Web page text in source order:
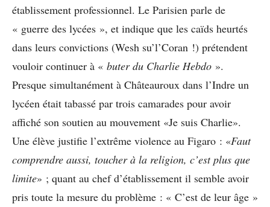
établissement professionnel. Le Parisien parle de
« guerre des lycées », et indique que les caïds heurtés
dans leurs convictions (Wesh su’l’Coran !) prétendent
vouloir continuer à « buter du Charlie Hebdo ».
Presque simultanément à Châteauroux dans l’Indre un
lycéen était tabassé par trois camarades pour avoir
affiché son soutien au mouvement «Je suis Charlie».
Une élève justifie l’extrême violence au Figaro : «Faut
comprendre aussi, toucher à la religion, c’est plus que
limite» ; quant au chef d’établissement il semble avoir
pris toute la mesure du problème : « C’est de leur âge »